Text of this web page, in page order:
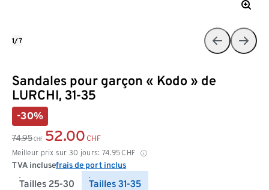
Sandales pour garçon « Kodo » de
LURCHI, 31-35
-30%
74.95 CHF 52.00 CHF
Meilleur prix sur 30 jours: 74.95CHF
TVA inclusefrais de port inclus
Tailles 25-30 Tailles 31-35
1/7